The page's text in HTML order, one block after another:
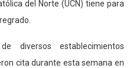
del Norte (UCN) tiene para
diversos establecimientos
cita durante esta semana en